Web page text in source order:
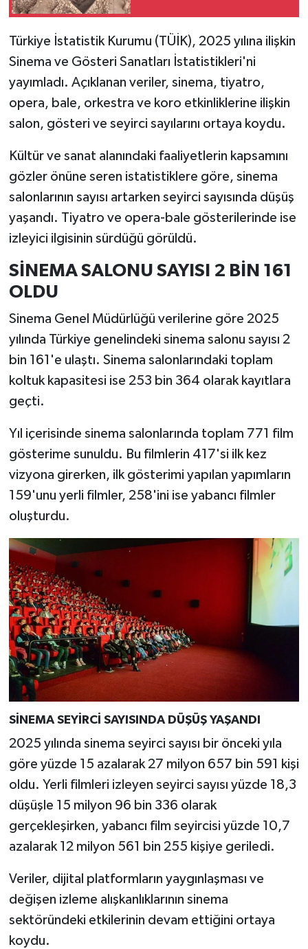
Türkiye İstatistik Kurumu (TÜİK), 2025 yılına ilişkin
Sinema ve Gösteri Sanatları İstatistikleri'ni
yayımladı. Açıklanan veriler, sinema, tiyatro,
opera, bale, orkestra ve koro etkinliklerine ilişkin
salon, gösteri ve seyirci sayılarını ortaya koydu.
Kültür ve sanat alanındaki faaliyetlerin kapsamını
gözler önüne seren istatistiklere göre, sinema
salonlarının sayısı artarken seyirci sayısında düşüş
yaşandı. Tiyatro ve opera-bale gösterilerinde ise
izleyici ilgisinin sürdüğü görüldü.
SİNEMA SALONU SAYISI 2 BİN 161
OLDU
Sinema Genel Müdürlüğü verilerine göre 2025
yılında Türkiye genelindeki sinema salonu sayısı 2
bin 161'e ulaştı. Sinema salonlarındaki toplam
koltuk kapasitesi ise 253 bin 364 olarak kayıtlara
geçti.
Yıl içerisinde sinema salonlarında toplam 771 film
gösterime sunuldu. Bu filmlerin 417'si ilk kez
vizyona girerken, ilk gösterimi yapılan yapımların
159'unu yerli filmler, 258'ini ise yabancı filmler
oluşturdu.
SİNEMA SEYİRCİ SAYISINDA DÜŞÜŞ YAŞANDI
2025 yılında sinema seyirci sayısı bir önceki yıla
göre yüzde 15 azalarak 27 milyon 657 bin 591 kişi
oldu. Yerli filmleri izleyen seyirci sayısı yüzde 18,3
düşüşle 15 milyon 96 bin 336 olarak
gerçekleşirken, yabancı film seyircisi yüzde 10,7
azalarak 12 milyon 561 bin 255 kişiye geriledi.
Veriler, dijital platformların yaygınlaşması ve
değişen izleme alışkanlıklarının sinema
sektöründeki etkilerinin devam ettiğini ortaya
koydu.
Köşe Yazıları
Kültür Sanat
Kütahya
Otomobil
Pazarlar
Politika
Rüya Tabirleri
Sağlık
Şaphane
Simav
Siyaset
Tavşanlı
Türkiye
Video Galeri
Yaşam
Yemek Tarifleri